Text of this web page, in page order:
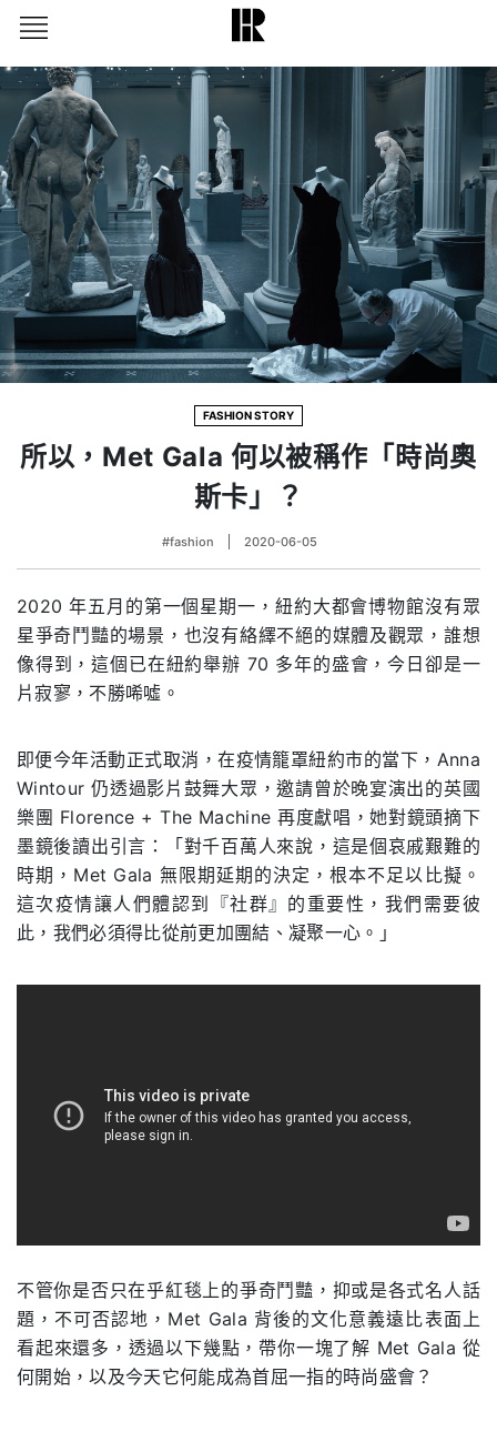
FASHION STORY
所以，Met Gala 何以被稱作「時尚奧
斯卡」？
#fashion 2020-06-05
2020 年五月的第一個星期一，紐約大都會博物館沒有眾
星爭奇鬥豔的場景，也沒有絡繹不絕的媒體及觀眾，誰想
像得到，這個已在紐約舉辦 70 多年的盛會，今日卻是一
片寂寥，不勝唏噓。
即便今年活動正式取消，在疫情籠罩紐約市的當下，Anna
Wintour 仍透過影片鼓舞大眾，邀請曾於晚宴演出的英國
樂團 Florence + The Machine 再度獻唱，她對鏡頭摘下
墨鏡後讀出引言：「對千百萬人來說，這是個哀戚艱難的
時期，Met Gala 無限期延期的決定，根本不足以比擬。
這次疫情讓人們體認到『社群』的重要性，我們需要彼
此，我們必須得比從前更加團結、凝聚一心。」
不管你是否只在乎紅毯上的爭奇鬥豔，抑或是各式名人話
題，不可否認地，Met Gala 背後的文化意義遠比表面上
看起來還多，透過以下幾點，帶你一塊了解 Met Gala 從
何開始，以及今天它何能成為首屈一指的時尚盛會？